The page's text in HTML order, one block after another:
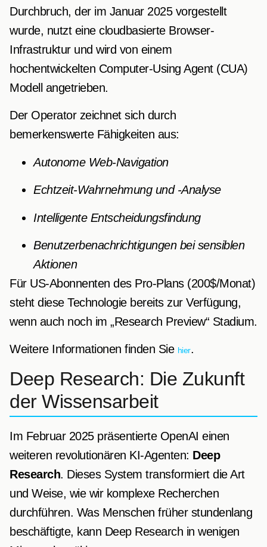
Durchbruch, der im Januar 2025 vorgestellt
wurde, nutzt eine cloudbasierte Browser-
Infrastruktur und wird von einem
hochentwickelten Computer-Using Agent (CUA)
Modell angetrieben.
Der Operator zeichnet sich durch
bemerkenswerte Fähigkeiten aus:
Autonome Web-Navigation
Echtzeit-Wahrnehmung und -Analyse
Intelligente Entscheidungsfindung
Benutzerbenachrichtigungen bei sensiblen
Aktionen
Für US-Abonnenten des Pro-Plans (200$/Monat)
steht diese Technologie bereits zur Verfügung,
wenn auch noch im „Research Preview“ Stadium.
Weitere Informationen finden Sie hier.
Deep Research: Die Zukunft
der Wissensarbeit
Im Februar 2025 präsentierte OpenAI einen
weiteren revolutionären KI-Agenten: Deep
Research. Dieses System transformiert die Art
und Weise, wie wir komplexe Recherchen
durchführen. Was Menschen früher stundenlang
beschäftigte, kann Deep Research in wenigen